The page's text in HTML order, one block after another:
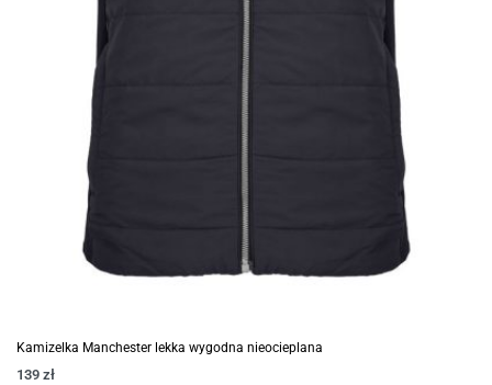
Kamizelka Manchester lekka wygodna nieocieplana
139 zł